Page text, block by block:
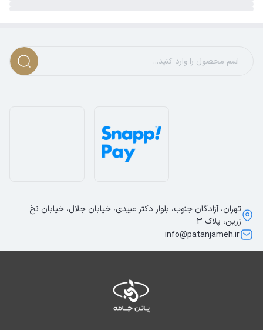
تهران، آزادگان جنوب، بلوار دکتر عبیدی، خیابان جلال، خیابان نخ
زرین، پلاک 3
info@patanjameh.ir